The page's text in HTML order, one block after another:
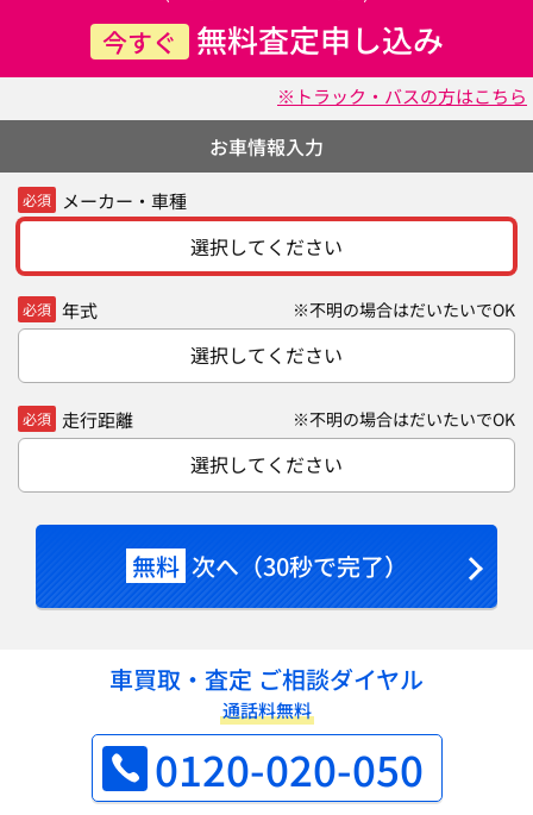
今すぐ 無料査定申し込み
※トラック・バスの方はこちら
お車情報入力
必須 メーカー・車種
選択してください
必須 年式 ※不明の場合はだいたいでOK
選択してください
必須 走行距離 ※不明の場合はだいたいでOK
選択してください
無料 次へ（30秒で完了）
車買取・査定 ご相談ダイヤル
通話料無料
0120-020-050